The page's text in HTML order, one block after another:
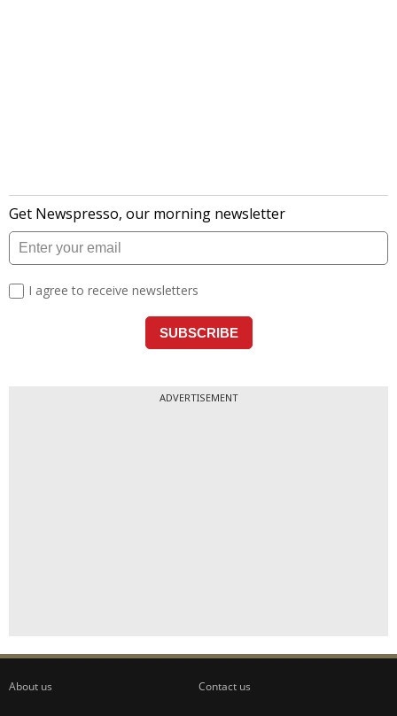
ADVERTISEMENT
About us Contact us